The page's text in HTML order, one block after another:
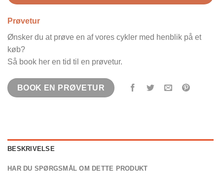
Prøvetur
Ønsker du at prøve en af vores cykler med henblik på et
køb?
Så book her en tid til en prøvetur.
BOOK EN PRØVETUR
BESKRIVELSE
HAR DU SPØRGSMÅL OM DETTE PRODUKT